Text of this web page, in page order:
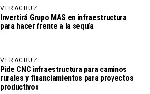
VERACRUZ
Invertirá Grupo MAS en infraestructura
para hacer frente a la sequía
VERACRUZ
Pide CNC infraestructura para caminos
rurales y financiamientos para proyectos
productivos